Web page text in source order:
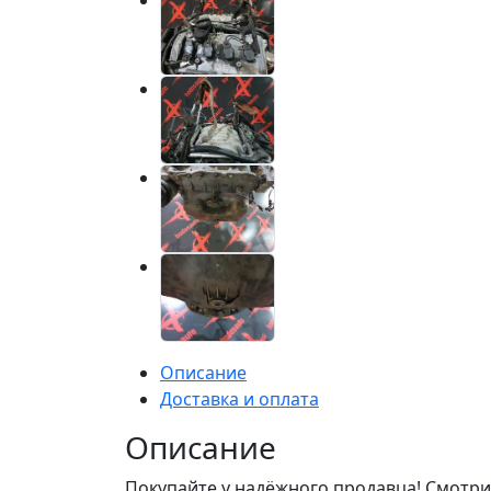
Описание
Доставка и оплата
Описание